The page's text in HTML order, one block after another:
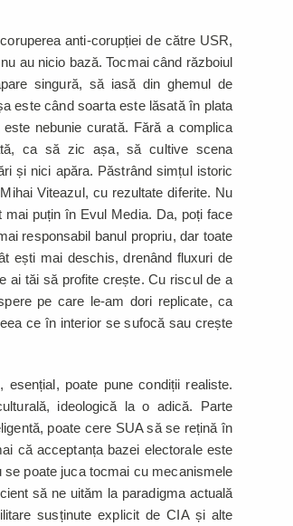
anti-corupției de către USR,
au nicio bază. Tocmai când războiul
singură, să iasă din ghemul de
este când soarta este lăsată în plata
nebunie curată. Fără a complica
ca să zic așa, să cultive scena
și nici apăra. Păstrând simțul istoric
Viteazul, cu rezultate diferite. Nu
puțin în Evul Media. Da, poți face
responsabil banul propriu, dar toate
ești mai deschis, drenând fluxuri de
ai tăi să profite crește. Cu riscul de a
pe care le-am dori replicate, ca
ce în interior se sufocă sau crește
poate pune condiții realiste.
ideologică la o adică. Parte
poate cere SUA să se rețină în
că acceptanța bazei electorale este
poate juca tocmai cu mecanismele
să ne uităm la paradigma actuală
susținute explicit de CIA și alte